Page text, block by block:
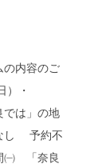
の内容のご
）・
は」の地
し 予約不
㈠ 「奈良